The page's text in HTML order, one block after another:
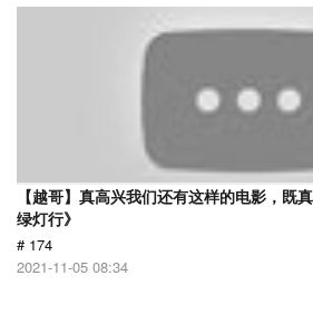
【越哥】真高兴我们还有这样的电影，既
绿灯行》
# 174
2021-11-05 08:34